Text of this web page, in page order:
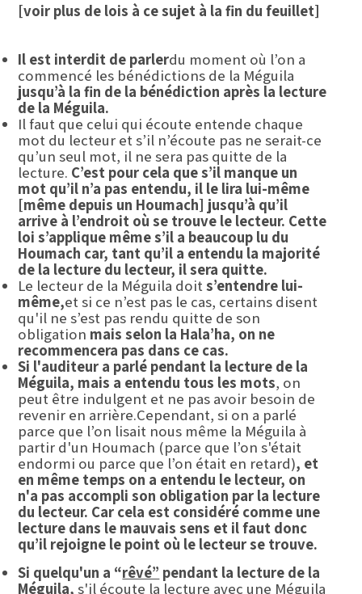
[voir plus de lois à ce sujet à la fin du feuillet]
Il est interdit de parlerdu moment où l’on a
commencé les bénédictions de la Méguila
jusqu’à la fin de la bénédiction après la lecture
de la Méguila.
Il faut que celui qui écoute entende chaque
mot du lecteur et s’il n’écoute pas ne serait-ce
qu’un seul mot, il ne sera pas quitte de la
lecture. C’est pour cela que s’il manque un
mot qu’il n’a pas entendu, il le lira lui-même
[même depuis un Houmach] jusqu’à qu’il
arrive à l’endroit où se trouve le lecteur. Cette
loi s’applique même s’il a beaucoup lu du
Houmach car, tant qu’il a entendu la majorité
de la lecture du lecteur, il sera quitte.
Le lecteur de la Méguila doits’entendre lui-
même,et si ce n’est pas le cas, certains disent
qu'il ne s’est pas rendu quitte de son
obligation mais selon la Hala’ha, on ne
recommencera pas dans ce cas.
Si l'auditeur a parlé pendant la lecture de la
Méguila, mais a entendu tous les mots, on
peut être indulgent et ne pas avoir besoin de
revenir en arrière.Cependant, si on a parlé
parce que l’on lisait nous même la Méguila à
partir d'un Houmach (parce que l’on s'était
endormi ou parce que l’on était en retard), et
en même temps on a entendu le lecteur, on
n'a pas accompli son obligation par la lecture
du lecteur. Car cela est considéré comme une
lecture dans le mauvais sens et il faut donc
qu’il rejoigne le point où le lecteur se trouve.
Si quelqu'un a “rêvé” pendant la lecture de la
Méguila, s'il écoute la lecture avec une Méguila